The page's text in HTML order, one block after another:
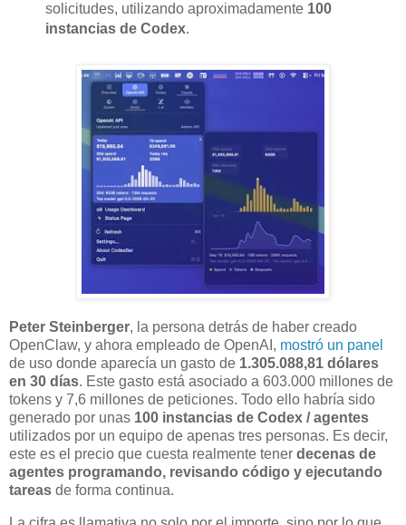
solicitudes, utilizando aproximadamente 100
instancias de Codex.
Peter Steinberger, la persona detrás de haber creado
OpenClaw, y ahora empleado de OpenAI, mostró un panel
de uso donde aparecía un gasto de 1.305.088,81 dólares
en 30 días. Este gasto está asociado a 603.000 millones de
tokens y 7,6 millones de peticiones. Todo ello habría sido
generado por unas 100 instancias de Codex / agentes
utilizados por un equipo de apenas tres personas. Es decir,
este es el precio que cuesta realmente tener decenas de
agentes programando, revisando código y ejecutando
tareas de forma continua.